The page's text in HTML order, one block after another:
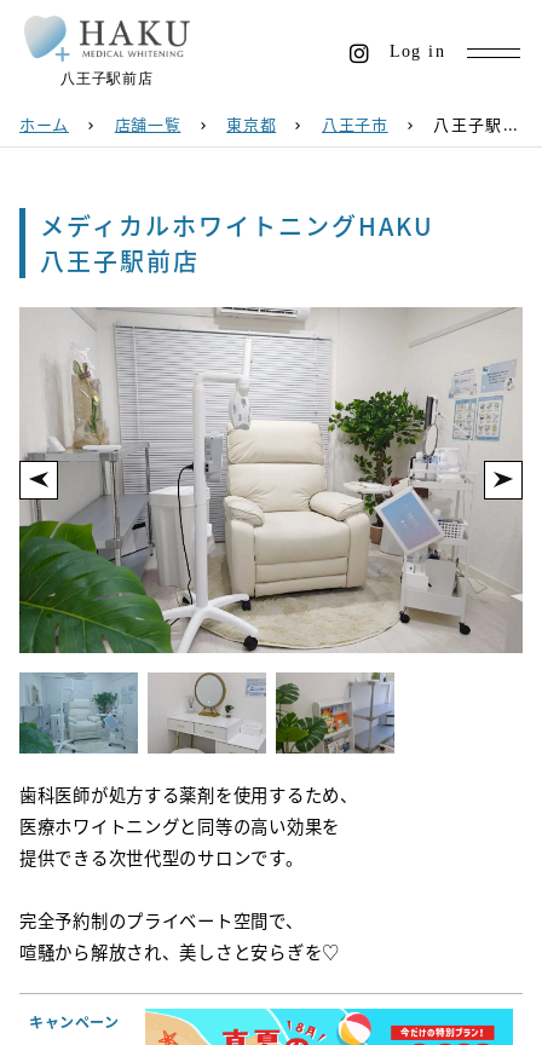
八王子駅前店
Log in
ホーム chevron_right 店舗一覧 chevron_right 東京都 chevron_right 八王子市 chevron_right 八王子駅前店
メディカルホワイトニングHAKU
八王子駅前店
歯科医師が処方する薬剤を使用するため、
医療ホワイトニングと同等の高い効果を
提供できる次世代型のサロンです。
完全予約制のプライベート空間で、
喧騒から解放され、美しさと安らぎを♡
キャンペーン